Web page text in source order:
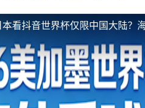
看抖音世界杯仅限中国大陆？